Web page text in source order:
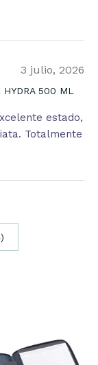
3 julio, 2026
500 ML
estado,
Totalmente